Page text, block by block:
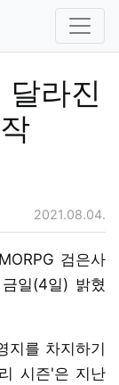
라진
2021.08.04.
검은사
일(4일) 밝혔
지를 차지하기
시즌'은 지난